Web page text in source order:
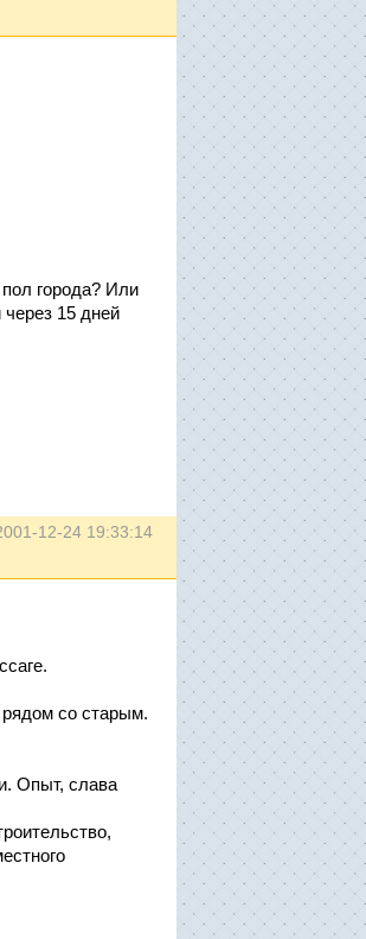
города? Или
15 дней
12-24 19:33:14
со старым.
Опыт, слава